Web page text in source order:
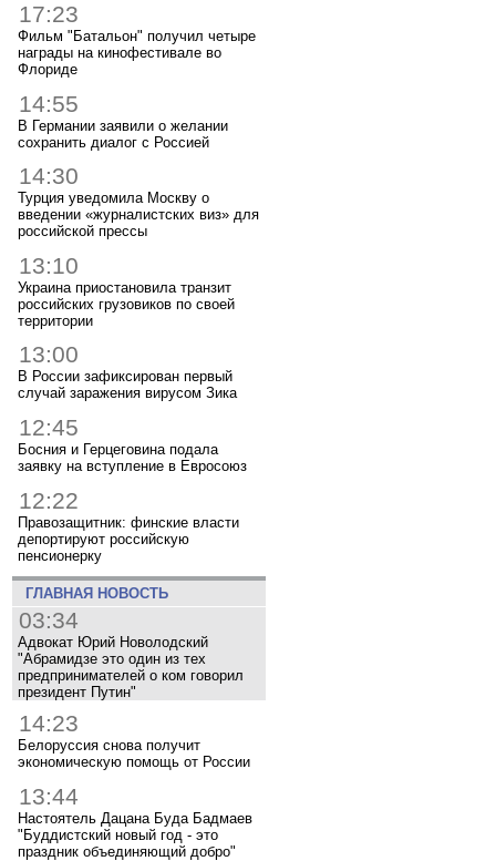
17:23
Фильм "Батальон" получил четыре
награды на кинофестивале во
Флориде
14:55
В Германии заявили о желании
сохранить диалог с Россией
14:30
Турция уведомила Москву о
введении «журналистских виз» для
российской прессы
13:10
Украина приостановила транзит
российских грузовиков по своей
территории
13:00
В России зафиксирован первый
случай заражения вирусом Зика
12:45
Босния и Герцеговина подала
заявку на вступление в Евросоюз
12:22
Правозащитник: финские власти
депортируют российскую
пенсионерку
ГЛАВНАЯ НОВОСТЬ
03:34
Адвокат Юрий Новолодский
"Абрамидзе это один из тех
предпринимателей о ком говорил
президент Путин"
14:23
Белоруссия снова получит
экономическую помощь от России
13:44
Настоятель Дацана Буда Бадмаев
"Буддистский новый год - это
праздник объединяющий добро"